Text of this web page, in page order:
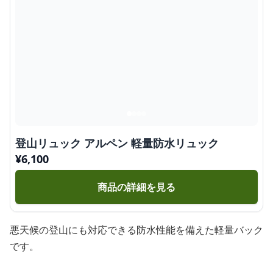
登山リュック アルペン 軽量防水リュック
¥6,100
商品の詳細を見る
悪天候の登山にも対応できる防水性能を備えた軽量バック
です。